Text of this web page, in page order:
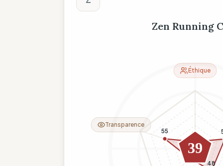
Zen Running
12
48
19
55
39
Éthique
Transparence